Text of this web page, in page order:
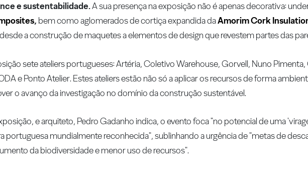
e sustentabilidade.A sua presença na exposição não é apenas decorativa:
,bem como aglomerados de cortiça expandida daAmorim Cork
a construção de maquetes a elementos de design que revestem partes das
sete ateliers portugueses: Artéria, Coletivo Warehouse, Gorvell, Nuno Pimenta,
e Ponto Atelier. Estes ateliers estão não só a aplicar os recursos de forma
o avanço da investigação no domínio da construção sustentável.
e arquiteto, Pedro Gadanho indica, o evento foca "no potencial de uma
portuguesa mundialmente reconhecida", sublinhando a urgência de "metas de
da biodiversidade e menor uso de recursos".